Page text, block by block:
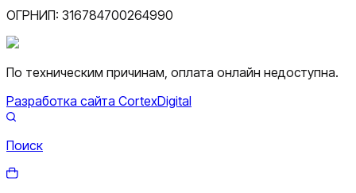
ОГРНИП: 316784700264990
По техническим причинам, оплата онлайн недоступна.
Разработка сайта CortexDigital
Поиск